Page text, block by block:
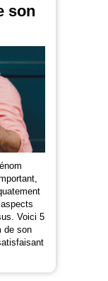
son
Voici 5
de son